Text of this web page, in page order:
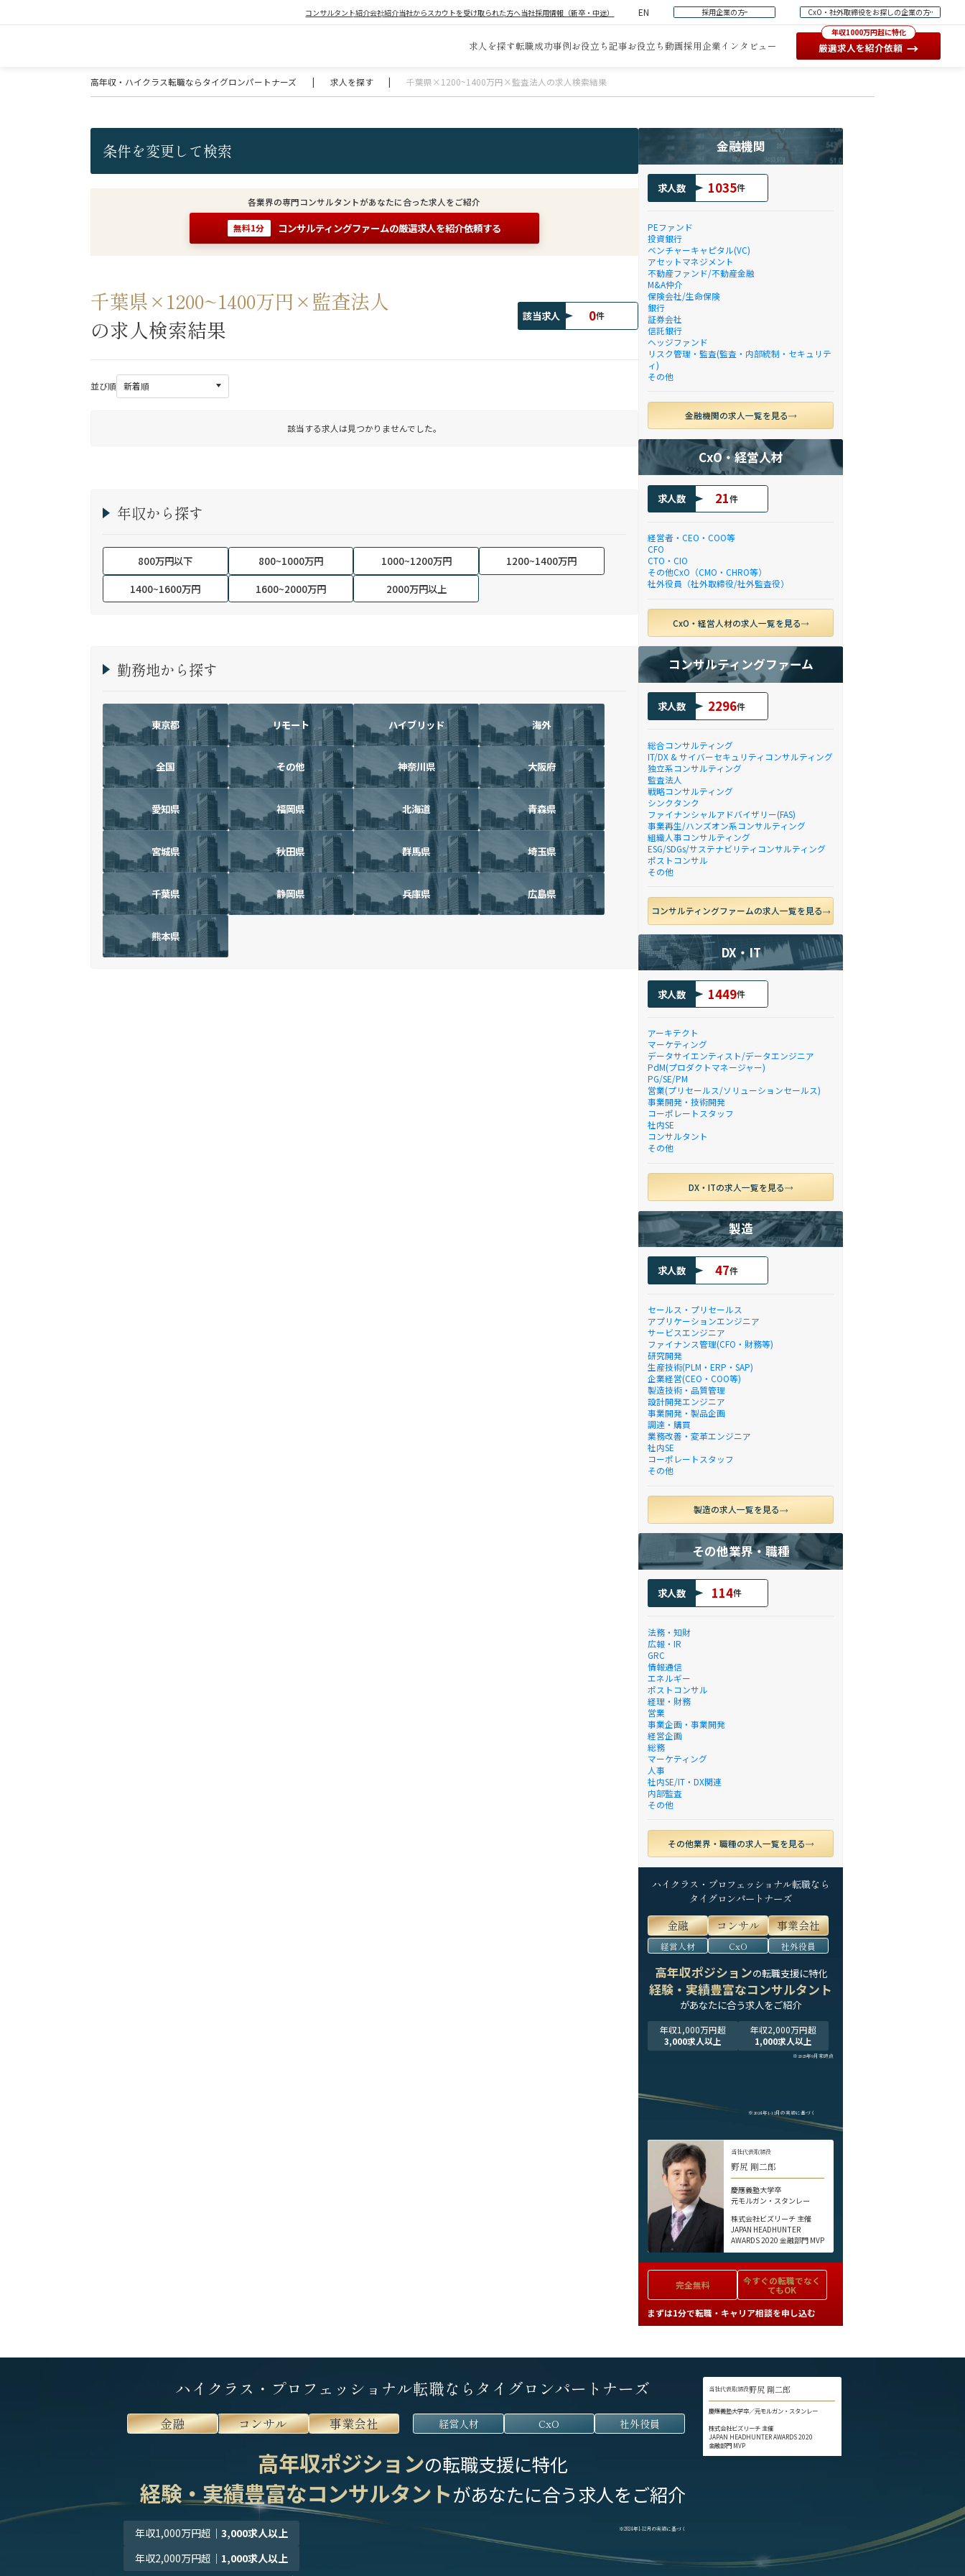
コンサルタント紹介会社紹介当社からスカウトを受け取られた方へ当社採用情報（新卒・中途） EN 採用企業の方 CxO・社外取締役をお探しの企業の方
求人を探す転職成功事例お役立ち記事お役立ち動画採用企業インタビュー
年収1000万円超に特化
厳選求人を紹介依頼 →
高年収・ハイクラス転職ならタイグロンパートナーズ | 求人を探す | 千葉県×1200~1400万円×監査法人の求人検索結果
条件を変更して検索
各業界の専門コンサルタントがあなたに合った求人をご紹介
無料1分 コンサルティングファームの厳選求人を紹介依頼する
千葉県×1200~1400万円×監査法人
の求人検索結果
該当求人 0件
並び順
該当する求人は見つかりませんでした。
年収から探す
800万円以下 800~1000万円 1000~1200万円
1200~1400万円
1400~1600万円
1600~2000万円 2000万円以上
勤務地から探す
東京都 リモート ハイブリッド 海外
全国 その他 神奈川県 大阪府
愛知県 福岡県 北海道 青森県
宮城県 秋田県 群馬県 埼玉県
千葉県 静岡県 兵庫県 広島県
熊本県
金融機関
求人数 1035件
PEファンド
投資銀行
ベンチャーキャピタル(VC)
アセットマネジメント
不動産ファンド/不動産金融
M&A仲介
保険会社/生命保険
銀行
証券会社
信託銀行
ヘッジファンド
リスク管理・監査(監査・内部統制・セキュリテ
ィ)
その他
金融機関の求人一覧を見る
CxO・経営人材
求人数 21件
経営者・CEO・COO等
CFO
CTO・CIO
その他CxO（CMO・CHRO等）
社外役員（社外取締役/社外監査役）
CxO・経営人材の求人一覧を見る
コンサルティングファーム
求人数 2296件
総合コンサルティング
IT/DX & サイバーセキュリティコンサルティング
独立系コンサルティング
監査法人
戦略コンサルティング
シンクタンク
ファイナンシャルアドバイザリー(FAS)
事業再生/ハンズオン系コンサルティング
組織人事コンサルティング
ESG/SDGs/サステナビリティコンサルティング
ポストコンサル
その他
コンサルティングファームの求人一覧を見る
DX・IT
求人数 1449件
アーキテクト
マーケティング
データサイエンティスト/データエンジニア
PdM(プロダクトマネージャー)
PG/SE/PM
営業(プリセールス/ソリューションセールス)
事業開発・技術開発
コーポレートスタッフ
社内SE
コンサルタント
その他
DX・ITの求人一覧を見る
製造
求人数 47件
セールス・プリセールス
アプリケーションエンジニア
サービスエンジニア
ファイナンス管理(CFO・財務等)
研究開発
生産技術(PLM・ERP・SAP)
企業経営(CEO・COO等)
製造技術・品質管理
設計開発エンジニア
事業開発・製品企画
調達・購買
業務改善・変革エンジニア
社内SE
コーポレートスタッフ
その他
製造の求人一覧を見る
その他業界・職種
求人数 114件
法務・知財
広報・IR
GRC
情報通信
エネルギー
ポストコンサル
経理・財務
営業
事業企画・事業開発
経営企画
総務
マーケティング
人事
社内SE/IT・DX関連
内部監査
その他
その他業界・職種の求人一覧を見る
ハイクラス・プロフェッショナル転職なら
タイグロンパートナーズ
金融 コンサル 事業会社
経営人材 CxO 社外役員
高年収ポジションの転職支援に特化
経験・実績豊富なコンサルタント
があなたに合う求人をご紹介
年収1,000万円超
3,000求人以上
年収2,000万円超
1,000求人以上
※2025年9月末時点
※2024年1-12月の実績に基づく
当社代表取締役
野尻 剛二郎
慶應義塾大学卒
元モルガン・スタンレー
株式会社ビズリーチ 主催
JAPAN HEADHUNTER
AWARDS 2020 金融部門 MVP
完全無料 今すぐの転職でなく
てもOK
まずは1分で転職・キャリア相談を申し込む
ハイクラス・プロフェッショナル転職ならタイグロンパートナーズ
金融 コンサル 事業会社 経営人材 CxO 社外役員
高年収ポジションの転職支援に特化
経験・実績豊富なコンサルタントがあなたに合う求人をご紹介
年収1,000万円超 ｜3,000求人以上
年収2,000万円超 ｜ 1,000求人以上
※2024年1-12月の実績に基づく
当社代表取締役野尻 剛二郎
慶應義塾大学卒／元モルガン・スタンレー
株式会社ビズリーチ 主催
JAPAN HEADHUNTER AWARDS 2020
金融部門 MVP